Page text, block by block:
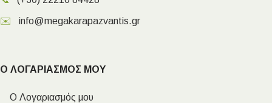
✉️ info@megakarapazvantis.gr
Ο ΛΟΓΑΡΙΑΣΜΟΣ ΜΟΥ
Ο Λογαριασμός μου